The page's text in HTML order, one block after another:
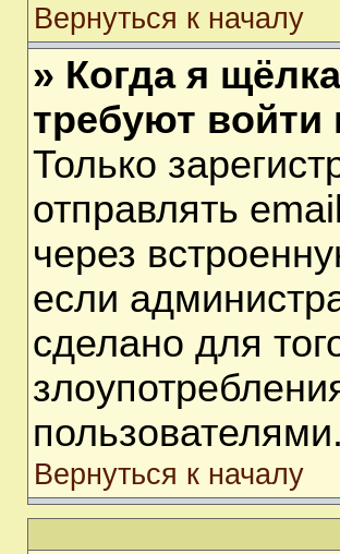
Вернуться к началу
» Когда я
требуют
Только
отправлять
через
если
сделано для
пользователями.
Вернуться к началу